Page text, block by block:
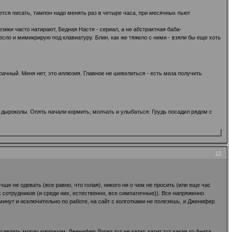
писать, тампон надо менять раз в четыре часа, при месячных пьют
часто натирают, Бедная Настя - сериал, а не абстрактная баба-
и мимикрирую под клавиатуру. Блин, как же тяжело с ними - взяли бы еще хоть
Меня нет, это иллюзия. Главное не шевелиться - есть маза получить
Опять начали кормить, молчать и улыбаться: Грудь посадил рядом с
10
не одевать (все равно, что голая), никого ни о чем не просить (или еще час
(и среди них, естественно, все симпатичные)). Все напряженно
и исключительно по работе, на сайт с колготками не полезешь, и Дженифер